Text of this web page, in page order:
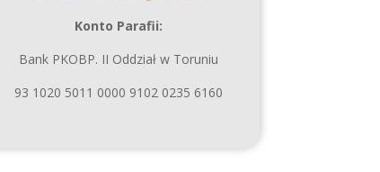
Konto Parafii:
Bank PKOBP. II Oddział w Toruniu
93 1020 5011 0000 9102 0235 6160